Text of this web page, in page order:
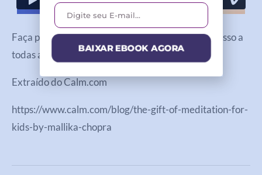
Faça parte do nossoClube Meditaçãoe tenha acesso a
todas as meditações, hoje mesmo!
Extraído do Calm.com
https://www.calm.com/blog/the-gift-of-meditation-for-
kids-by-mallika-chopra
BAIXAR EBOOK AGORA